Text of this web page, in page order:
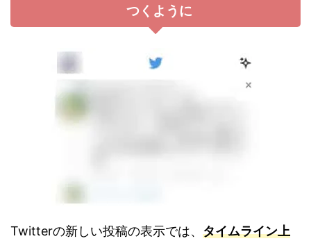
つくように
Twitterの新しい投稿の表示では、 タイムライン上